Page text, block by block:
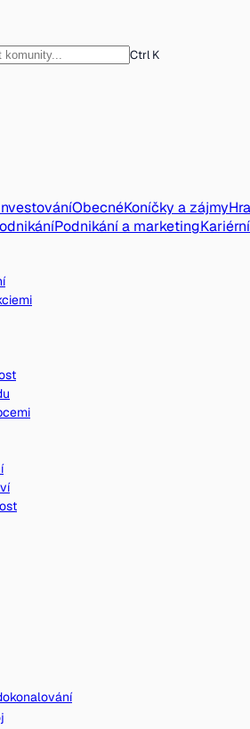
Ctrl K
ObecnéKoníčky a zájmy
Podnikání a marketing